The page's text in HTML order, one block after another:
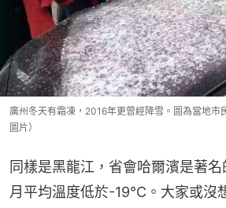
廣州冬天有霜凍，2016年更曾經降雪。圖為當地市
圖片）
同樣是黑龍江，省會哈爾濱是著
月平均溫度低於-19℃。大家或沒